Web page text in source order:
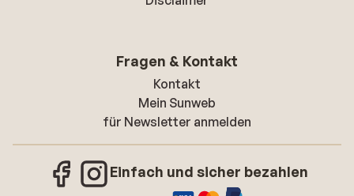
Fragen & Kontakt
Kontakt
Mein Sunweb
für Newsletter anmelden
Einfach und sicher bezahlen